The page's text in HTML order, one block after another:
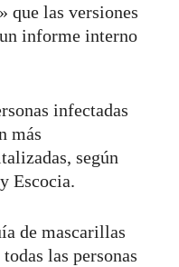
que las versiones
informe interno
infectadas
más
según
Escocia.
de mascarillas
las personas